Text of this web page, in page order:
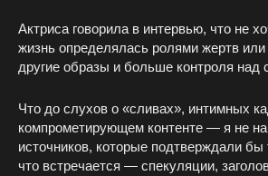
Актриса говорила в интервью, что не
жизнь определялась ролями жертв
другие образы и больше контроля
Что до слухов о «сливах», интимных
компрометирующем контенте — я не
источников, которые подтверждали бы
что встречается — спекуляции,